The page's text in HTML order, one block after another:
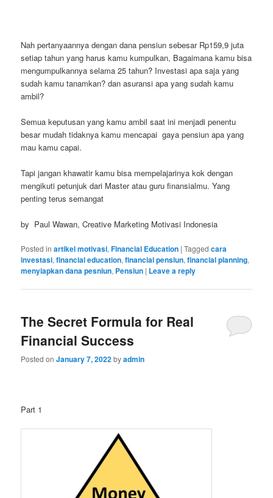
Nah pertanyaannya dengan dana pensiun sebesar Rp159,9 juta
setiap tahun yang harus kamu kumpulkan, Bagaimana kamu bisa
mengumpulkannya selama 25 tahun? Investasi apa saja yang
sudah kamu tanamkan? dan asuransi apa yang sudah kamu
ambil?
Semua keputusan yang kamu ambil saat ini menjadi penentu
besar mudah tidaknya kamu mencapai gaya pensiun apa yang
mau kamu capai.
Tapi jangan khawatir kamu bisa mempelajarinya kok dengan
mengikuti petunjuk dari Master atau guru finansialmu. Yang
penting terus semangat
by Paul Wawan, Creative Marketing Motivasi Indonesia
Posted in artikel motivasi,Financial Education |Tagged cara
investasi,financial education,financial pensiun,financial planning,
menyiapkan dana pesniun, Pensiun | Leave a reply
The Secret Formula for Real
Financial Success
Posted onJanuary 7, 2022byadmin
Part 1